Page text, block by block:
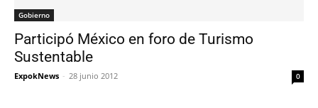
Gobierno
Participó México en foro de Turismo
Sustentable
ExpokNews - 28 junio 2012 0